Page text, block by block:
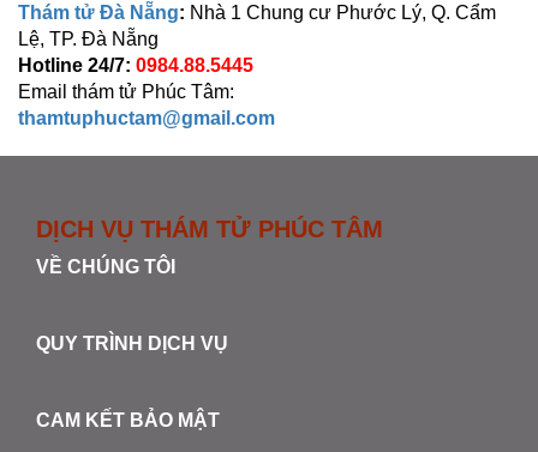
Thám tử Đà Nẵng: Nhà 1 Chung cư Phước Lý, Q. Cẩm
Lệ, TP. Đà Nẵng
Hotline 24/7: 0984.88.5445
Email thám tử Phúc Tâm:
thamtuphuctam@gmail.com
DỊCH VỤ THÁM TỬ PHÚC TÂM
VỀ CHÚNG TÔI
QUY TRÌNH DỊCH VỤ
CAM KẾT BẢO MẬT